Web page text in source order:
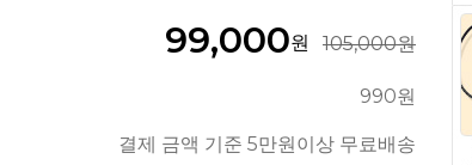
99,000원 105,000원
990원
결제 금액 기준 5만원이상 무료배송